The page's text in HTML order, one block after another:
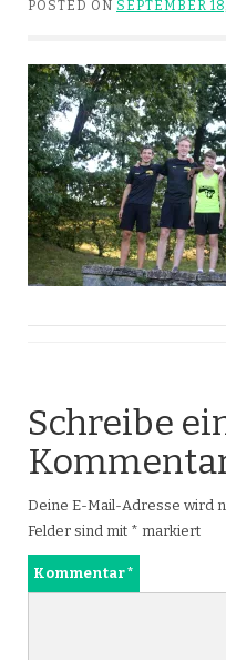
POSTED ON SEPTEMBER
Schreibe
Deine E-Mail-Adresse wird
Felder sind mit * markiert
Kommentar*